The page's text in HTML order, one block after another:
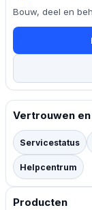
Bouw, deel en
Vertrouwen
Servicestatus
Helpcentrum
Producten